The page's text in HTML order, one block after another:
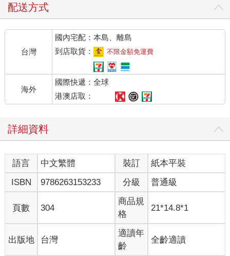
戴著棒球帽，往北韓邊界前進。這趟初次遠征只是實地調查的性
親自目睹占據著他思維與想像的土地，依然讓艾德瑞安感到強烈
的情緒襲來。看見全副武裝的中國軍人在機場與國界巡邏，他暗
自想著：「哇，太真實了。」
艾德瑞安向自由北韓的成員回報，這趟遠征已碰上某些「千
鈞一髮」的情況。「這裡的情況比我們想的還糟得多。」他在二
○○四年十一月寫道。
他們透過日漸擴增的網絡來安排與行動人士及宗教領導者見
面，這些人就在中國經營著祕密庇護所。對於庇護網路的老手來
活力，也代表有新的資金來源。
自由北韓的團隊成員花了不少時間和脫北者談話，取得他們
的證詞，並估量他們對冒險出國的旅程有多大的興趣。他們另外
只剩一種選擇，就是過著躲在地下的祕密人生，永遠冒著被發現
與遭遣返回北韓的風險。艾德瑞安經常會問他們想不想到美國，
而許多人認為這想法太荒唐，簡直和提議到月球一趟差不多。
這些脫北者以韓語向年輕的自由北韓學生訴說自己的經歷，
聽起來令人尤感心痛。有個孩子冷靜解釋，他母親已餓死，父親
則在集中營。一名年輕女子則解釋自己如何從北韓偏鄉一位農夫
身邊逃離，多年來，那人囚禁她還屢屢性侵她。
就艾德瑞安與同行者而言，這趟旅程讓他們清清楚楚理解
到，要逃離北韓，並沒有多少路可走；一旦逃離，接下來要去哪
配送方式
台灣
國內宅配：本島、離島
到店取貨：
不限金額免運費
海外
國際快遞：全球
港澳店取：
詳細資料
語言 中文繁體 裝訂
紙本平裝
ISBN
9786263153233 分級 普通級
頁數 304
商品規
格
21*14.8*1
出版地 台灣
適讀年
齡
全齡適讀